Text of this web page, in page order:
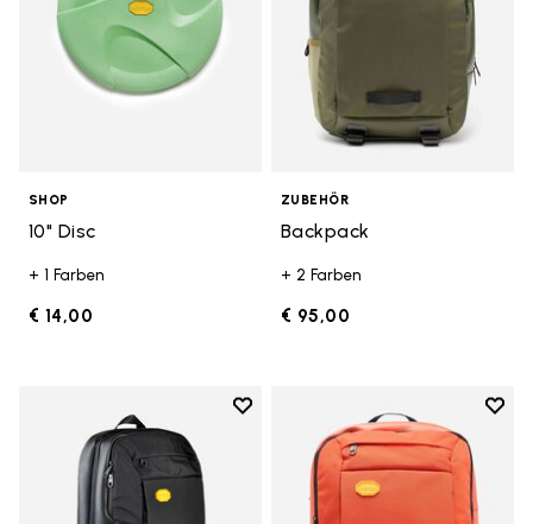
SHOP
10" Disc
+ 1 Farben
€ 14,00
ZUBEHÖR
Backpack
+ 2 Farben
€ 95,00
Add to wishlist
Add to wishlist Backpack
Add